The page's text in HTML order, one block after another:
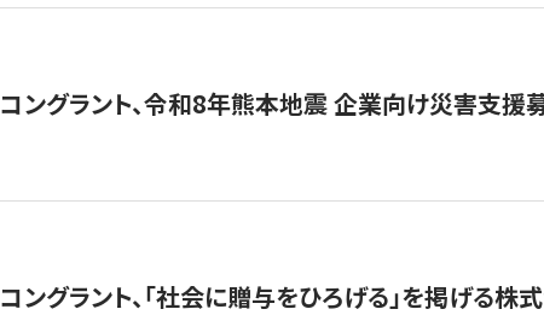
コングラント、令和8年熊本地震 企業向け災害支
コングラント、「社会に贈与をひろげる」を掲げる